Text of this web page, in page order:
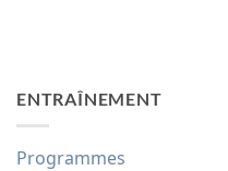
ENTRAÎNEMENT
Programmes